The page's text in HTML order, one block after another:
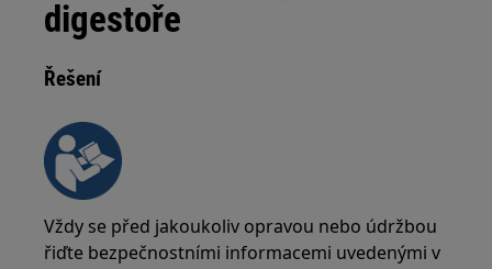
digestoře
Řešení
Vždy se před jakoukoliv opravou nebo údržbou
řiďte bezpečnostními informacemi uvedenými v